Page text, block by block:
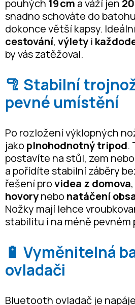
pouhých 19 cm a váží jen
snadno schováte do
dokonce větší kapsy.
cestování, výlety i
by vás zatěžoval.
🦿 Stabilní
pevné umístění
Po rozložení výklopných
jako plnohodnotný tripod.
postavíte na stůl, zem
a pořídíte stabilní záběry
řešení providea z domova,
hovorynebo natáčení
Nožky mají lehce
stabilitu i na méně pevném
🔋 Vyměnitelná
ovladači
Bluetooth ovladač je